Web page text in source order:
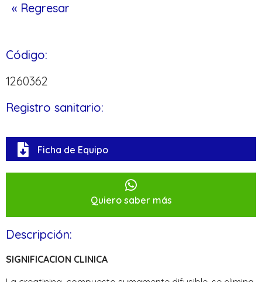
« Regresar
Código:
1260362
Registro sanitario:
Ficha de Equipo
Quiero saber más
Descripción:
SIGNIFICACION CLINICA